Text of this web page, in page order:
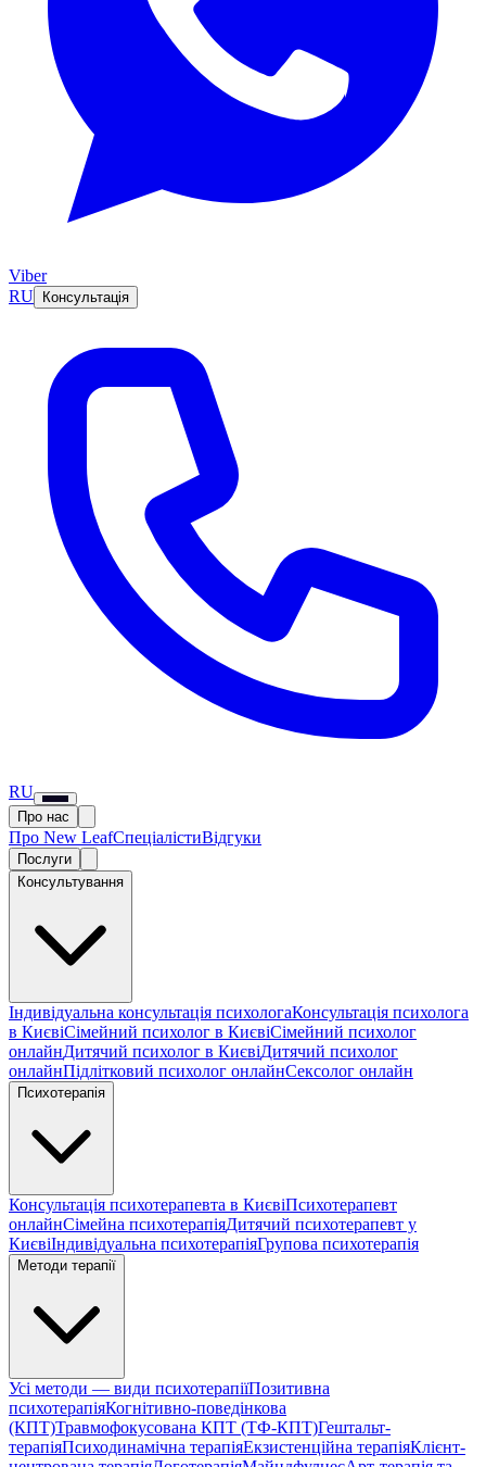
Viber
RU
Консультація
RU
Про нас
Про New LeafСпеціалістиВідгуки
Послуги
Консультування
Індивідуальна консультація психологаКонсультація психолога
в КиєвіСімейний психолог в КиєвіСімейний психолог
онлайнДитячий психолог в КиєвіДитячий психолог
онлайнПідлітковий психолог онлайнСексолог онлайн
Психотерапія
Консультація психотерапевта в КиєвіПсихотерапевт
онлайнСімейна психотерапіяДитячий психотерапевт у
КиєвіІндивідуальна психотерапіяГрупова психотерапія
Методи терапії
Усі методи — види психотерапіїПозитивна
психотерапіяКогнітивно-поведінкова
(КПТ)Травмофокусована КПТ (ТФ-КПТ)Гештальт-
терапіяПсиходинамічна терапіяЕкзистенційна терапіяКлієнт-